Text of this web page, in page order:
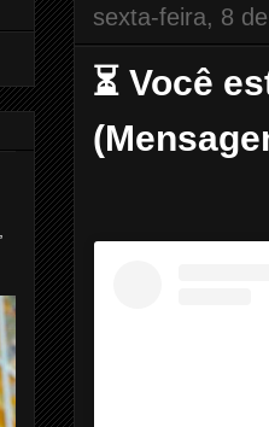
sexta-feira, 8
⏳ Você